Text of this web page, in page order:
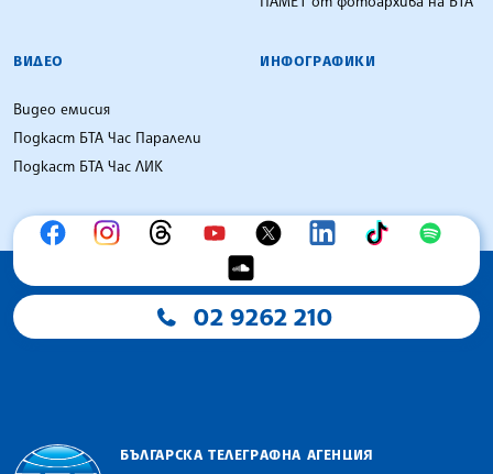
ВИДЕО
Видео емисия
Подкаст БТА Час Паралели
Подкаст БТА Час ЛИК
ИНФОГРАФИКИ
02 9262 210
БЪЛГАРСКА ТЕЛЕГРАФНА АГЕНЦИЯ